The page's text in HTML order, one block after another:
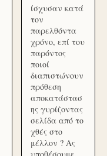
ίσχυσαν κατά
τον
παρελθόντα
χρόνο, επί του
παρόντος
ποιοί
διαπιστώνουν
πρόθεση
αποκατάστασ
ης γυρίζοντας
σελίδα από το
χθές στο
μέλλον ? Ας